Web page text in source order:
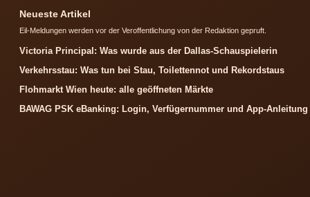
Neueste Artikel
Eil-Meldungen werden vor der Veroffentlichung von der Redaktion gepruft.
Victoria Principal: Was wurde aus der Dallas-Schauspielerin
Verkehrsstau: Was tun bei Stau, Toilettennot und Rekordstaus
Flohmarkt Wien heute: alle geöffneten Märkte
BAWAG PSK eBanking: Login, Verfügernummer und App-Anleitung